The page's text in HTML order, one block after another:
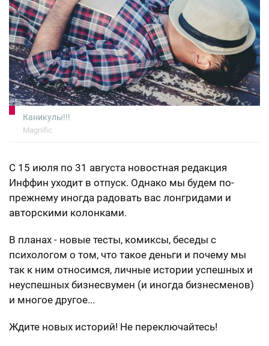
Каникулы!!!
Magnific
С 15 июля по 31 августа новостная редакция
Инффин уходит в отпуск. Однако мы будем по-
прежнему иногда радовать вас лонгридами и
авторскими колонками.
В планах - новые тесты, комиксы, беседы с
психологом о том, что такое деньги и почему мы
так к ним относимся, личные истории успешных и
неуспешных бизнесвумен (и иногда бизнесменов)
и многое другое...
Ждите новых историй! Не переключайтесь!